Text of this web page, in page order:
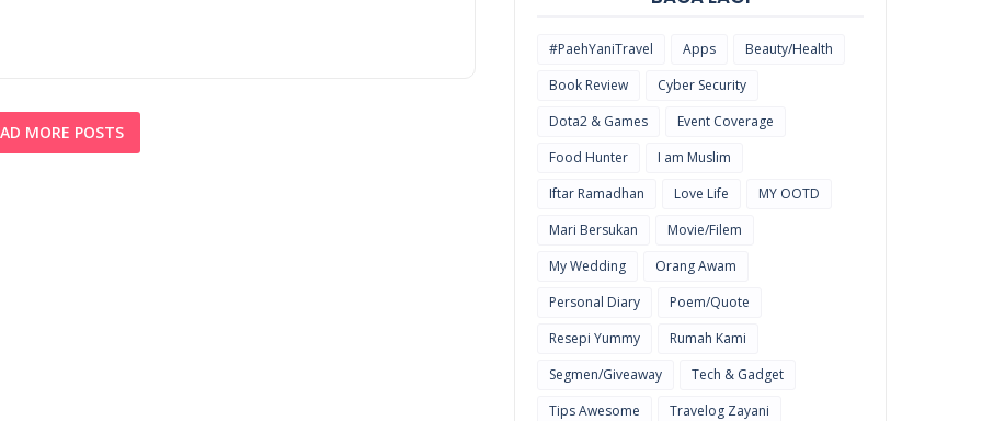
MORE POSTS
#PaehYaniTravel Apps
Beauty/Health
Book Review
Cyber Security
Dota2 & Games
Event Coverage
Food Hunter
I am Muslim
Iftar Ramadhan
Love Life
MY OOTD
Mari Bersukan
Movie/Filem
My Wedding
Orang Awam
Personal Diary
Poem/Quote
Resepi Yummy
Rumah Kami
Segmen/Giveaway
Tech & Gadget
Tips Awesome
Travelog Zayani